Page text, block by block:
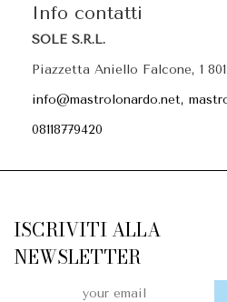
Info contatti
SOLE S.R.L.
Piazzetta Aniello Falcone, 1
info@mastrolonardo.net,
08118779420
ISCRIVITI ALLA
NEWSLETTER